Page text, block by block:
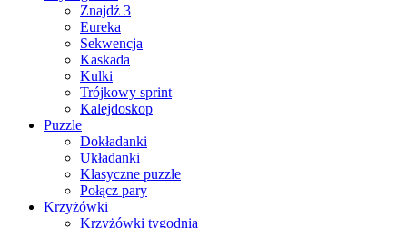
Znajdź 3
Eureka
Sekwencja
Kaskada
Kulki
Trójkowy sprint
Kalejdoskop
Puzzle
Dokładanki
Układanki
Klasyczne puzzle
Połącz pary
Krzyżówki
Krzyżówki tygodnia